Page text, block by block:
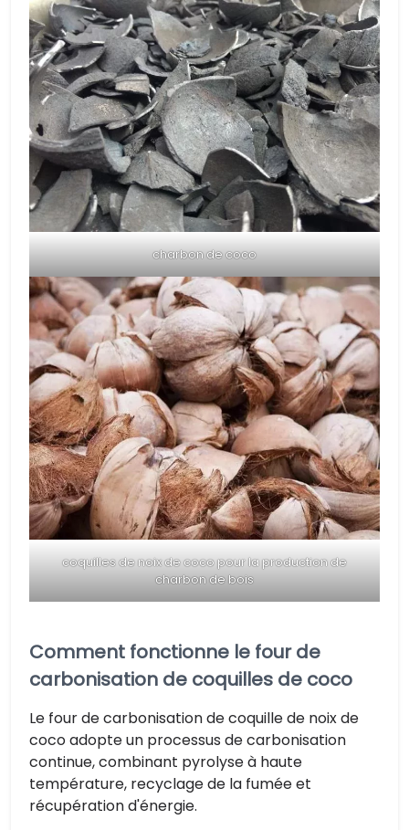
charbon de coco
coquilles de noix de coco pour la production de
charbon de bois
Comment fonctionne le four de
carbonisation de coquilles de coco
Le four de carbonisation de coquille de noix de
coco adopte un processus de carbonisation
continue, combinant pyrolyse à haute
température, recyclage de la fumée et
récupération d'énergie.